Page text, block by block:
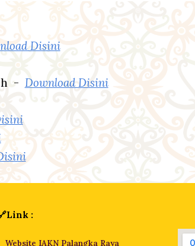
Disini
- Download Disini
:
Website IAKN Palangka Raya